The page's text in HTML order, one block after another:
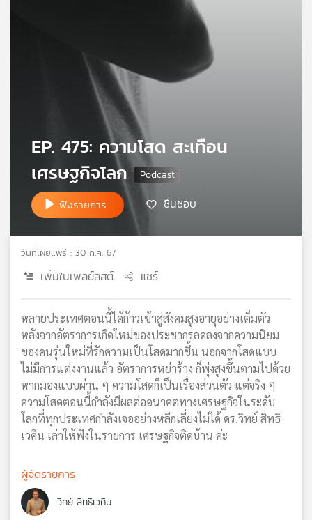
แผนที่
ข่าย
EP. 475: ความโสด สะเทือน
เศรษฐกิจโลก
ฟังรายการ ชื่นชอบ
วันที่เผยแพร่ : 30 ก.ค. 67
เพิ่มในเพลย์ลิสต์ แชร์
หลายประเทศตอนนี้ได้ก้าวเข้าสู่สังคมสูงอายุอย่างเต็มตัว
หลังจากอัตราการเกิดใหม่ของประชากรลดลงจากความนิยม
ของคนรุ่นใหม่ที่รักความเป็นโสดมากขึ้น นอกจากโสดแบบ
ไม่มีการแต่งงานแล้ว อัตราการหย่าร้าง ก็พุ่งสูงขึ้นตามไปด้วย
หากมองแบบผ่าน ๆ ความโสดก็เป็นเรื่องส่วนตัว แต่จริง ๆ
ความโสดตอนนี้กำลังมีผลต่ออนาคตทางเศรษฐกิจในระดับ
โลกที่ทุกประเทศกำลังเจออย่างหลีกเลี่ยงไม่ได้ ดร.วิทย์ สิทธิ
เวคิน เล่าให้ฟังในรายการ เศรษฐกิจติดบ้าน ค่ะ
ผู้จัดรายการ
วิทย์ สิทธิเวคิน